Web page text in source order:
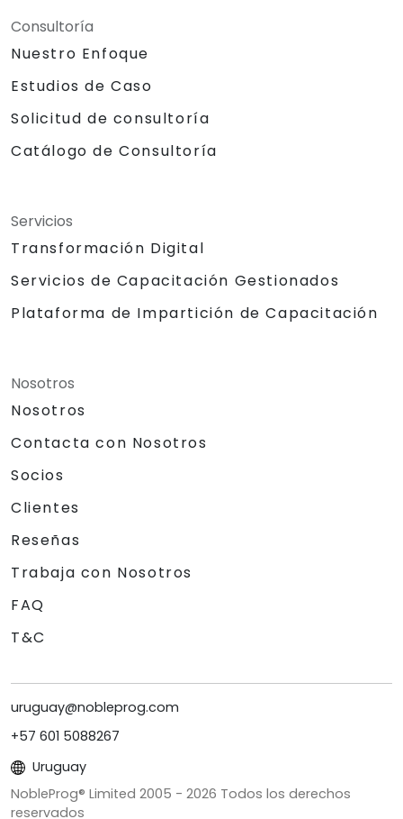
Consultoría
Nuestro Enfoque
Estudios de Caso
Solicitud de consultoría
Catálogo de Consultoría
Servicios
Transformación Digital
Servicios de Capacitación Gestionados
Plataforma de Impartición de Capacitación
Nosotros
Nosotros
Contacta con Nosotros
Socios
Clientes
Reseñas
Trabaja con Nosotros
FAQ
T&C
uruguay@nobleprog.com
+57 601 5088267
Uruguay
NobleProg® Limited 2005 - 2026 Todos los derechos
reservados